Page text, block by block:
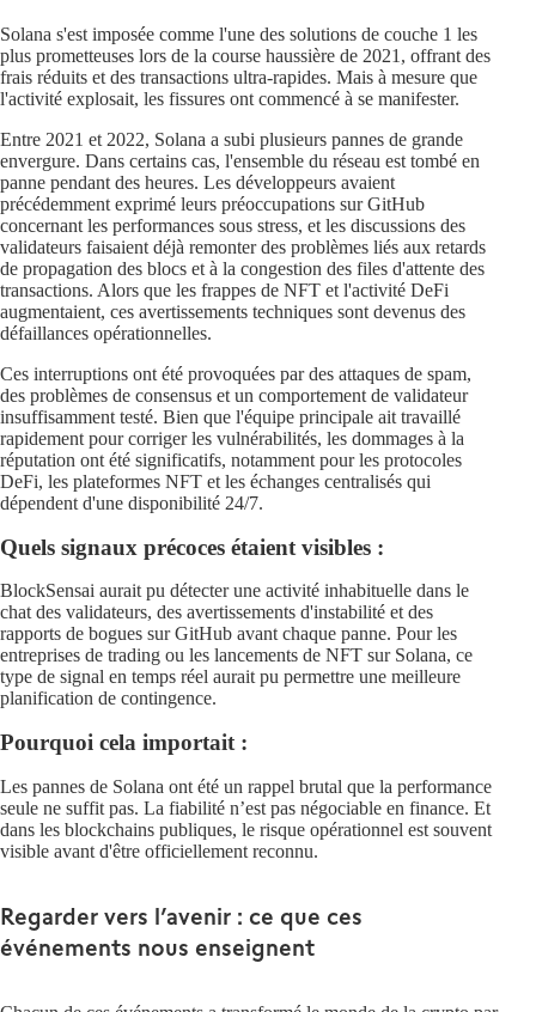
Solana s'est imposée comme l'une des solutions de couche 1 les
plus prometteuses lors de la course haussière de 2021, offrant des
frais réduits et des transactions ultra-rapides. Mais à mesure que
l'activité explosait, les fissures ont commencé à se manifester.
Entre 2021 et 2022, Solana a subi plusieurs pannes de grande
envergure. Dans certains cas, l'ensemble du réseau est tombé en
panne pendant des heures. Les développeurs avaient
précédemment exprimé leurs préoccupations sur GitHub
concernant les performances sous stress, et les discussions des
validateurs faisaient déjà remonter des problèmes liés aux retards
de propagation des blocs et à la congestion des files d'attente des
transactions. Alors que les frappes de NFT et l'activité DeFi
augmentaient, ces avertissements techniques sont devenus des
défaillances opérationnelles.
Ces interruptions ont été provoquées par des attaques de spam,
des problèmes de consensus et un comportement de validateur
insuffisamment testé. Bien que l'équipe principale ait travaillé
rapidement pour corriger les vulnérabilités, les dommages à la
réputation ont été significatifs, notamment pour les protocoles
DeFi, les plateformes NFT et les échanges centralisés qui
dépendent d'une disponibilité 24/7.
Quels signaux précoces étaient visibles :
BlockSensai aurait pu détecter une activité inhabituelle dans le
chat des validateurs, des avertissements d'instabilité et des
rapports de bogues sur GitHub avant chaque panne. Pour les
entreprises de trading ou les lancements de NFT sur Solana, ce
type de signal en temps réel aurait pu permettre une meilleure
planification de contingence.
Pourquoi cela importait :
Les pannes de Solana ont été un rappel brutal que la performance
seule ne suffit pas. La fiabilité n’est pas négociable en finance. Et
dans les blockchains publiques, le risque opérationnel est souvent
visible avant d'être officiellement reconnu.
Regarder vers l’avenir : ce que ces
événements nous enseignent